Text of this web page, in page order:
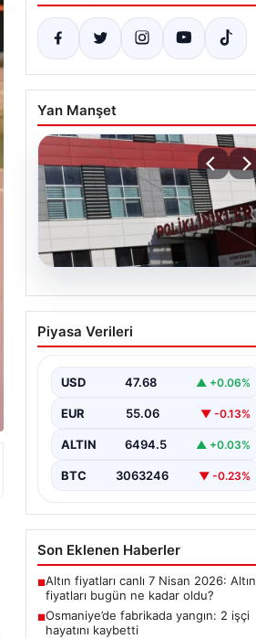
Yan Manşet
05.08.2026
Osmaniye’de fabrikada
yangın: 2 işçi hayatını
Piyasa Verileri
USD 47.68 ▲ +0.06%
EUR 55.06 ▼ -0.13%
ALTIN 6494.5 ▲ +0.03%
BTC 3063246 ▼ -0.23%
Son Eklenen Haberler
■Altın fiyatları canlı 7 Nisan 2026: Altın
fiyatları bugün ne kadar oldu?
■Osmaniye’de fabrikada yangın: 2 işçi
hayatını kaybetti